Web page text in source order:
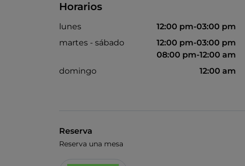
Horarios
lunes
12:00 pm-03:00 pm
martes - sábado
12:00 pm-03:00 pm
08:00 pm-12:00 am
domingo
12:00 am
Reserva
Reserva una mesa